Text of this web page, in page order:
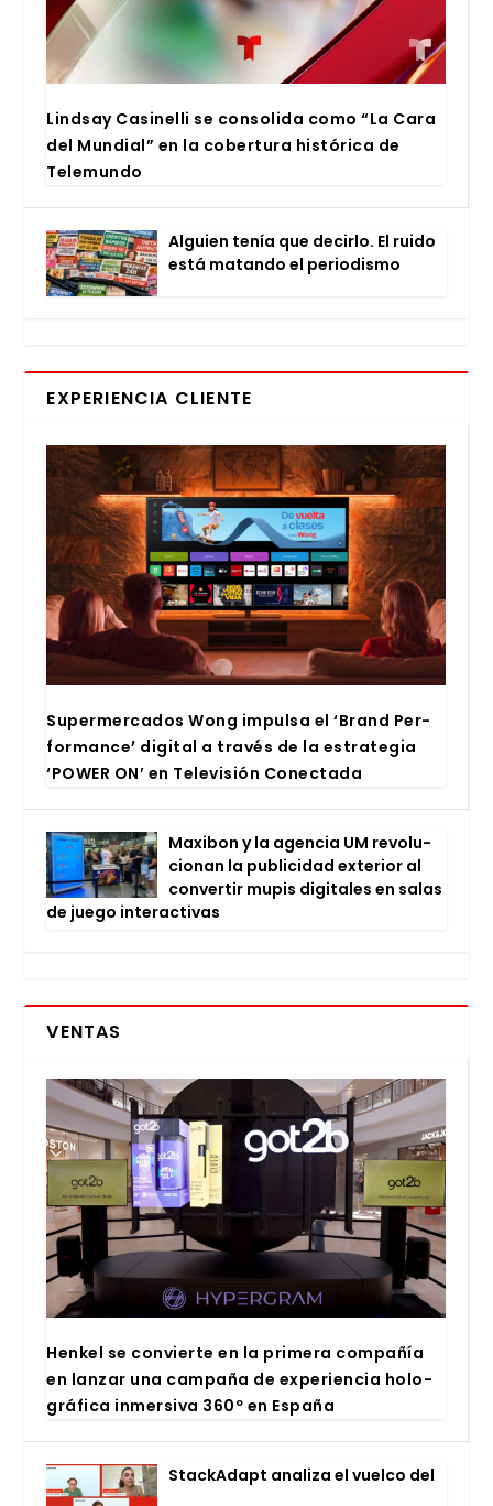
Lind­say Casi­ne­lli se con­so­li­da como “La Cara
del Mun­dial” en la cober­tu­ra his­tó­ri­ca de
Tele­mun­do
Alguien tenía que decir­lo. El rui­do
está matan­do el perio­dis­mo
EXPERIENCIA CLIENTE
Super­mer­ca­dos Wong impul­sa el ‘Brand Per­
for­man­ce’ digi­tal a tra­vés de la estra­te­gia
‘POWER ON’ en Tele­vi­sión Conec­ta­da
Maxi­bon y la agen­cia UM revo­lu­
cio­nan la publi­ci­dad exte­rior al
con­ver­tir mupis digi­ta­les en salas
de jue­go inter­ac­ti­vas
VENTAS
Hen­kel se con­vier­te en la pri­me­ra com­pa­ñía
en lan­zar una cam­pa­ña de expe­rien­cia holo­
grá­fi­ca inmer­si­va 360º en Espa­ña
Stac­kA­dapt ana­li­za el vuel­co del